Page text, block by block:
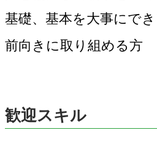
基礎、基本を大事にで
前向きに取り組める方
歓迎スキル